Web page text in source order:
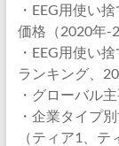
・EEG用使い
価格（2020年-
・EEG用使い
ランキング、
・グローバル
・企業タイプ
（ティア1、テ